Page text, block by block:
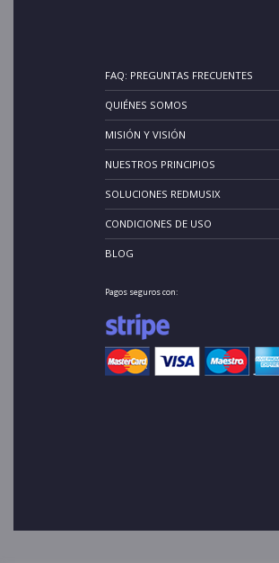
FAQ: PREGUNTAS FRECUENTES
QUIÉNES SOMOS
MISIÓN Y VISIÓN
NUESTROS PRINCIPIOS
SOLUCIONES REDMUSIX
CONDICIONES DE USO
BLOG
Pagos seguros con: